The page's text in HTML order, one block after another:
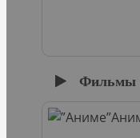
Фильмы